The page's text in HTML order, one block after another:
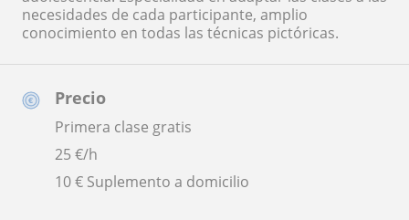
Precio
Primera clase gratis
25€/h
10 € Suplemento a domicilio
necesidades de cada participante, amplio
conocimiento en todas las técnicas pictóricas.